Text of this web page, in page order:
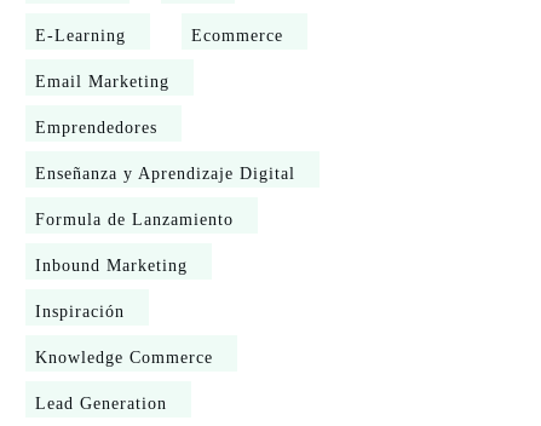
E-Learning Ecommerce
Email Marketing
Emprendedores
Enseñanza y Aprendizaje Digital
Formula de Lanzamiento
Inbound Marketing
Inspiración
Knowledge Commerce
Lead Generation